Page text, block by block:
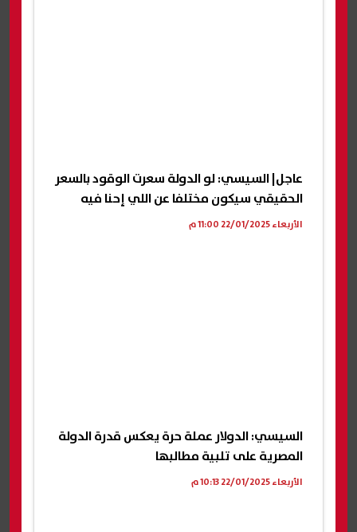
عاجل| السيسي: لو الدولة سعرت الوقود بالسعر
الحقيقي سيكون مختلفا عن اللي إحنا فيه
الأربعاء 22/01/2025 11:00 م
السيسي: الدولار عملة حرة يعكس قدرة الدولة
المصرية على تلبية مطالبها
الأربعاء 22/01/2025 10:13 م